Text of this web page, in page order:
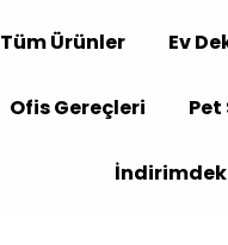
Tüm Ürünler Ev
Ofis Gereçleri Pet